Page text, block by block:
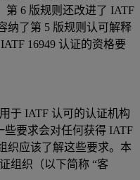
第 6 版规则还改进了 IATF
纳了第 5 版规则认可解释
16949 认证的资格要
于 IATF 认可的认证机构
些要求会对任何获得 IATF
织应该了解这些要求。本
组织（以下简称 “客